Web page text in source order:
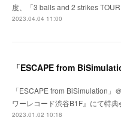
度、「3 balls and 2 strikes
2023.04.04 11:00
「ESCAPE from BiSimulation」
ワーレコード渋谷B1F』にて特
2023.01.02 10:18